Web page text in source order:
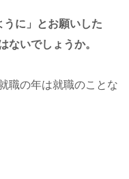
に」とお願いした
ないでしょうか。
職の年は就職のことな